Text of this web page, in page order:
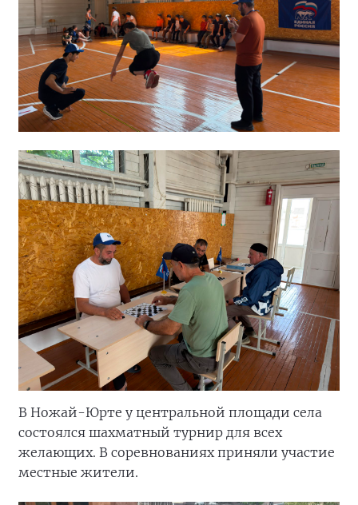
В Ножай-Юрте у центральной площади села
состоялся шахматный турнир для всех
желающих. В соревнованиях приняли участие
местные жители.